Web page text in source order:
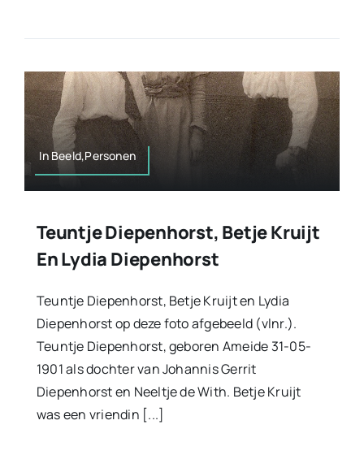
In Beeld,Personen
Teuntje Diepenhorst, Betje Kruijt
En Lydia Diepenhorst
Teuntje Diepenhorst, Betje Kruijt en Lydia
Diepenhorst op deze foto afgebeeld (vlnr.).
Teuntje Diepenhorst, geboren Ameide 31-05-
1901 als dochter van Johannis Gerrit
Diepenhorst en Neeltje de With. Betje Kruijt
was een vriendin [...]